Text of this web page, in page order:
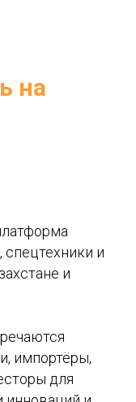
на
спецтехники и
и
импортёры,
для